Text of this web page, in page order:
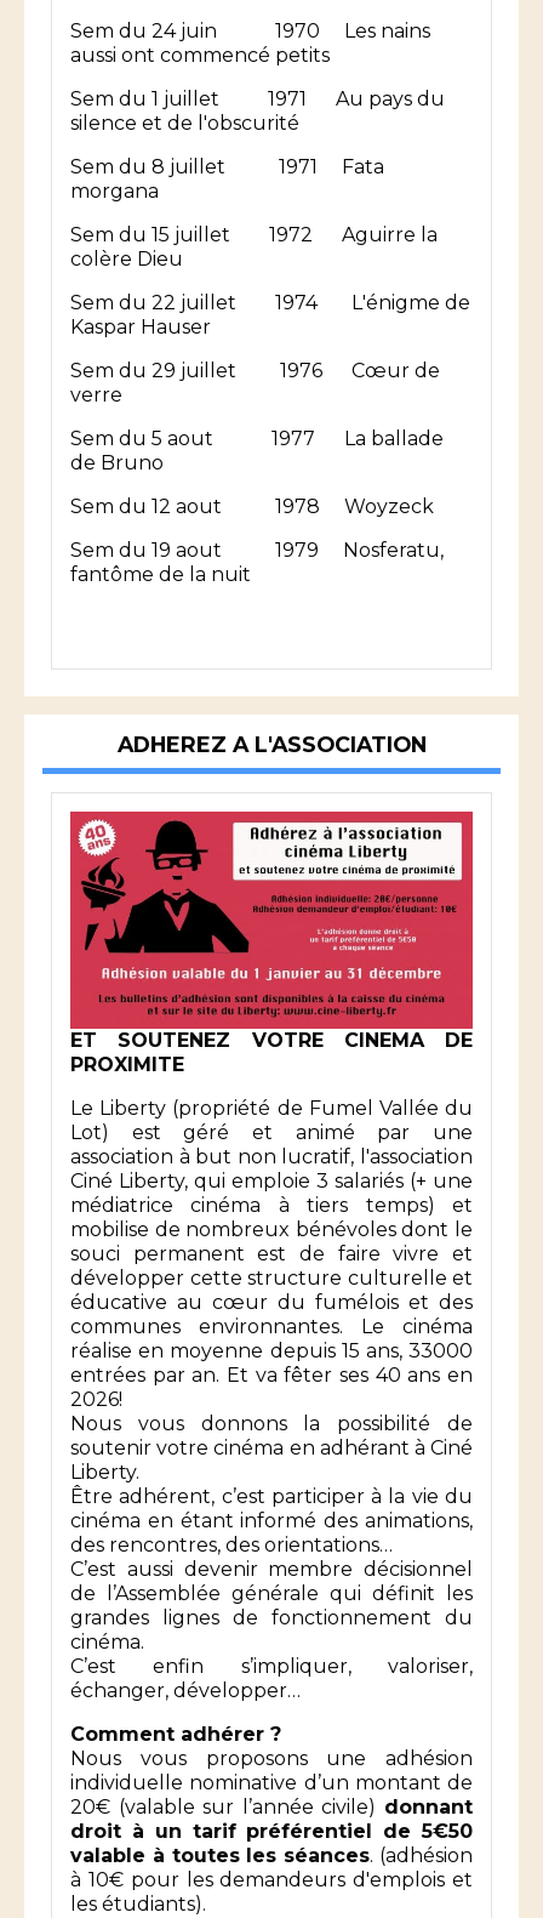
Sem du 24 juin 1970 Les nains
aussi ont commencé petits
Sem du 1 juillet 1971 Au pays du
silence et de l'obscurité
Sem du 8 juillet 1971 Fata
morgana
Sem du 15 juillet 1972 Aguirre la
colère Dieu
Sem du 22 juillet 1974 L'énigme de
Kaspar Hauser
Sem du 29 juillet 1976 Cœur de
verre
Sem du 5 aout 1977 La ballade
de Bruno
Sem du 12 aout 1978 Woyzeck
Sem du 19 aout 1979 Nosferatu,
fantôme de la nuit
ADHEREZ A L'ASSOCIATION
ET SOUTENEZ VOTRE CINEMA DE
PROXIMITE
Le Liberty (propriété de Fumel Vallée du
Lot) est géré et animé par une
association à but non lucratif, l'association
Ciné Liberty, qui emploie 3 salariés (+ une
médiatrice cinéma à tiers temps) et
mobilise de nombreux bénévoles dont le
souci permanent est de faire vivre et
développer cette structure culturelle et
éducative au cœur du fumélois et des
communes environnantes. Le cinéma
réalise en moyenne depuis 15 ans, 33000
entrées par an. Et va fêter ses 40 ans en
2026!
Nous vous donnons la possibilité de
soutenir votre cinéma en adhérant à Ciné
Liberty.
Être adhérent, c’est participer à la vie du
cinéma en étant informé des animations,
des rencontres, des orientations…
C’est aussi devenir membre décisionnel
de l’Assemblée générale qui définit les
grandes lignes de fonctionnement du
cinéma.
C’est enfin s’impliquer, valoriser,
échanger, développer…
Comment adhérer ?
Nous vous proposons une adhésion
individuelle nominative d’un montant de
20€ (valable sur l’année civile) donnant
droit à un tarif préférentiel de 5€50
valable à toutes les séances. (adhésion
à 10€ pour les demandeurs d'emplois et
les étudiants).